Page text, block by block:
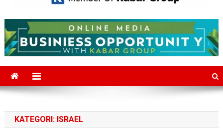
Mediajakarta.com
KATEGORI: ISRAEL